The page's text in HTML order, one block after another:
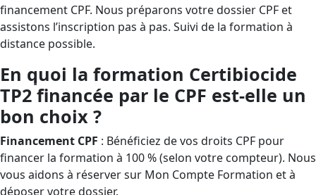
financement CPF. Nous préparons votre dossier CPF et
assistons l’inscription pas à pas. Suivi de la formation à
distance possible.
En quoi la formation Certibiocide
TP2 financée par le CPF est-elle un
bon choix ?
Financement CPF : Bénéficiez de vos droits CPF pour
financer la formation à 100 % (selon votre compteur). Nous
vous aidons à réserver sur Mon Compte Formation et à
déposer votre dossier.